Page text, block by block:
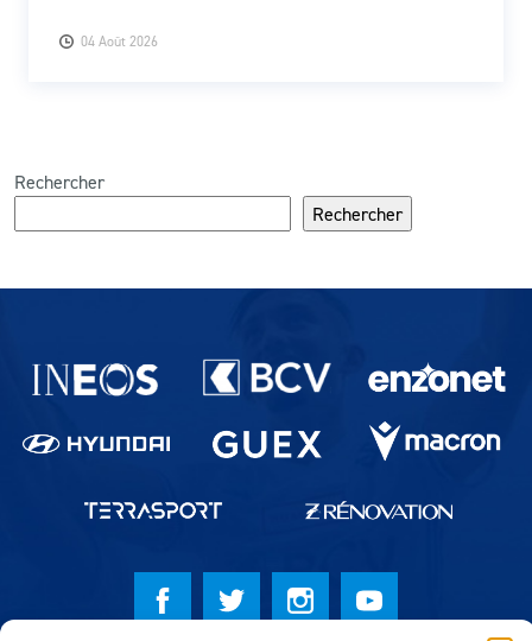
04 Août 2026
Rechercher
Rechercher
Partenaires du lausanne-Sport